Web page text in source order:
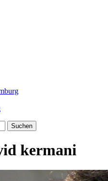
kermani